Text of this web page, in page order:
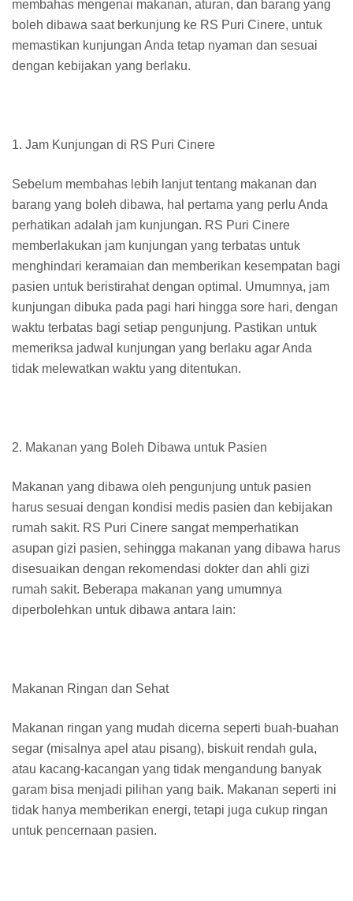
membahas mengenai makanan, aturan, dan barang yang
boleh dibawa saat berkunjung ke RS Puri Cinere, untuk
memastikan kunjungan Anda tetap nyaman dan sesuai
dengan kebijakan yang berlaku.
1. Jam Kunjungan di RS Puri Cinere
Sebelum membahas lebih lanjut tentang makanan dan
barang yang boleh dibawa, hal pertama yang perlu Anda
perhatikan adalah jam kunjungan. RS Puri Cinere
memberlakukan jam kunjungan yang terbatas untuk
menghindari keramaian dan memberikan kesempatan bagi
pasien untuk beristirahat dengan optimal. Umumnya, jam
kunjungan dibuka pada pagi hari hingga sore hari, dengan
waktu terbatas bagi setiap pengunjung. Pastikan untuk
memeriksa jadwal kunjungan yang berlaku agar Anda
tidak melewatkan waktu yang ditentukan.
2. Makanan yang Boleh Dibawa untuk Pasien
Makanan yang dibawa oleh pengunjung untuk pasien
harus sesuai dengan kondisi medis pasien dan kebijakan
rumah sakit. RS Puri Cinere sangat memperhatikan
asupan gizi pasien, sehingga makanan yang dibawa harus
disesuaikan dengan rekomendasi dokter dan ahli gizi
rumah sakit. Beberapa makanan yang umumnya
diperbolehkan untuk dibawa antara lain:
Makanan Ringan dan Sehat
Makanan ringan yang mudah dicerna seperti buah-buahan
segar (misalnya apel atau pisang), biskuit rendah gula,
atau kacang-kacangan yang tidak mengandung banyak
garam bisa menjadi pilihan yang baik. Makanan seperti ini
tidak hanya memberikan energi, tetapi juga cukup ringan
untuk pencernaan pasien.